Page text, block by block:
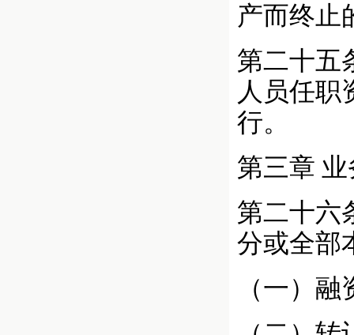
产而终止
第二十五
人员任职
行。
第三章
第二十六
分或全部
（一）